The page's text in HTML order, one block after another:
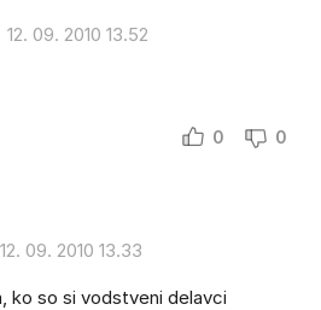
12. 09. 2010 13.52
0 0
12. 09. 2010 13.33
ko so si vodstveni delavci